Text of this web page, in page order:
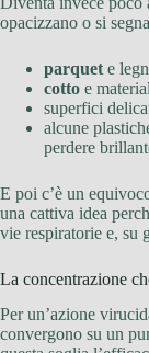
opacizzano o si
parquet e
cotto e
superfici
alcune
perdere
E poi c’è un
una cattiva idea
vie respiratorie e, su
La concentrazione
Per un’azione
convergono su un